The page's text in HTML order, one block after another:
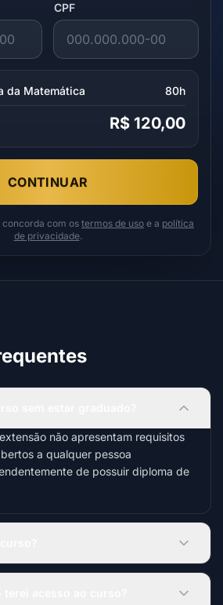
CPF
da Matemática 80h
R$ 120,00
CONTINUAR
com os termos de uso e a política
de privacidade.
não apresentam requisitos
a qualquer pessoa
de possuir diploma de